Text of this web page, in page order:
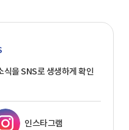
식을 SNS로 생생하게 확인
인스타그램